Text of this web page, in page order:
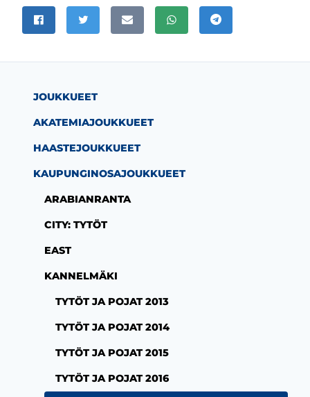
JAA SIVU
Jaa Facebookissa
Jaa TwitterissäJaa sähköpostitse
Jaa WhatsAppissa
Jaa Telegramissa
JOUKKUEET
AKATEMIAJOUKKUEET
HAASTEJOUKKUEET
KAUPUNGINOSAJOUKKUEET
ARABIANRANTA
CITY: TYTÖT
EAST
KANNELMÄKI
TYTÖT JA POJAT 2013
TYTÖT JA POJAT 2014
TYTÖT JA POJAT 2015
TYTÖT JA POJAT 2016